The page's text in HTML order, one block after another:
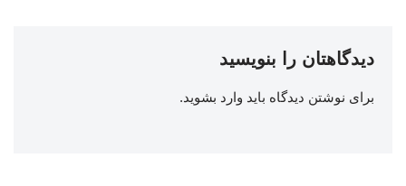
دیدگاهتان را بنویسید
برای نوشتن دیدگاه باید وارد بشوید.